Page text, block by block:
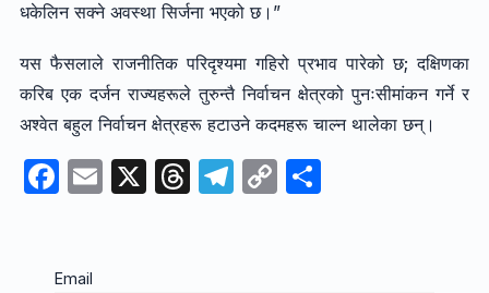
धकेलिन सक्ने अवस्था सिर्जना भएको छ।”
यस फैसलाले राजनीतिक परिदृश्यमा गहिरो प्रभाव पारेको छ; दक्षिणका
करिब एक दर्जन राज्यहरूले तुरुन्तै निर्वाचन क्षेत्रको पुनःसीमांकन गर्ने र
अश्वेत बहुल निर्वाचन क्षेत्रहरू हटाउने कदमहरू चाल्न थालेका छन्।
F
e
E X T T C S
Email